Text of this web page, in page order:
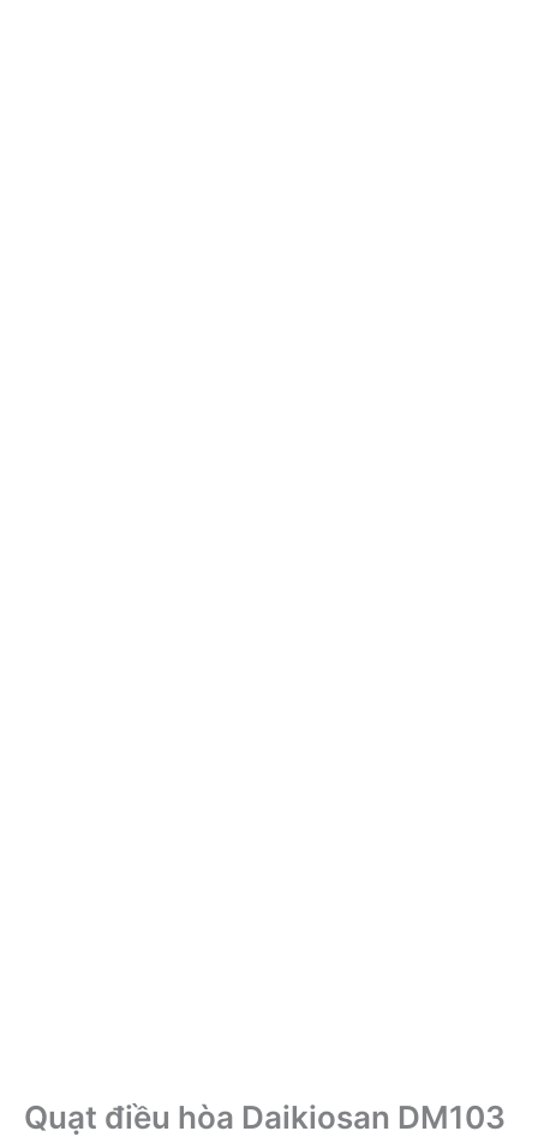
Quạt điều hòa Daikiosan DM103